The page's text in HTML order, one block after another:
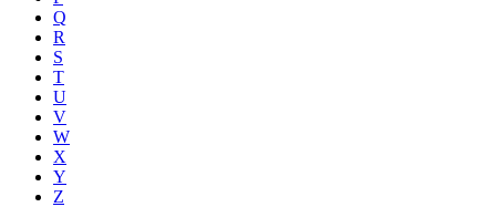
Q
R
S
T
U
V
W
X
Y
Z